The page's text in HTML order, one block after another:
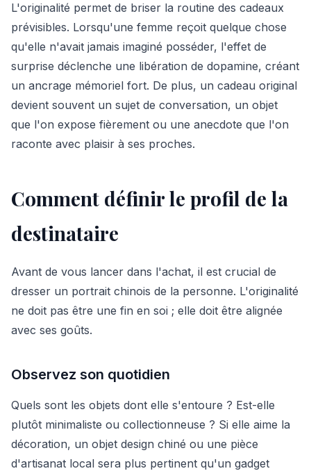
L'originalité permet de briser la routine des cadeaux
prévisibles. Lorsqu'une femme reçoit quelque chose
qu'elle n'avait jamais imaginé posséder, l'effet de
surprise déclenche une libération de dopamine, créant
un ancrage mémoriel fort. De plus, un cadeau original
devient souvent un sujet de conversation, un objet
que l'on expose fièrement ou une anecdote que l'on
raconte avec plaisir à ses proches.
Comment définir le profil de la
destinataire
Avant de vous lancer dans l'achat, il est crucial de
dresser un portrait chinois de la personne. L'originalité
ne doit pas être une fin en soi ; elle doit être alignée
avec ses goûts.
Observez son quotidien
Quels sont les objets dont elle s'entoure ? Est-elle
plutôt minimaliste ou collectionneuse ? Si elle aime la
décoration, un objet design chiné ou une pièce
d'artisanat local sera plus pertinent qu'un gadget